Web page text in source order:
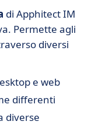
di Apphitect IM
Permette agli
diversi
e web
differenti
diverse